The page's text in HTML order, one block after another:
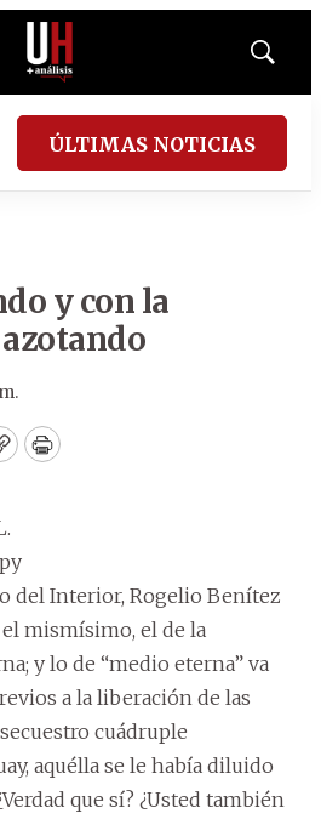
Mostrar
ÚLTIMAS NOTICIAS
y con la
Print
del Interior, Rogelio Benítez
mismísimo, el de la
y lo de “medio eterna” va
a la liberación de las
cuádruple
aquélla se le había diluido
que sí? ¿Usted también